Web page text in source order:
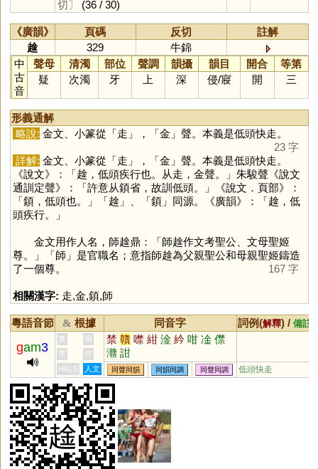
切〕
(36 / 30)
《廣韻》 頁碼 反切
註解
趛
329
牛錦
中
古
音
聲母 清濁 部位 聲調 韻攝 韻目 開合
等第
疑
次濁 牙 上 深 侵/寢 開 三
形義通解
略說: 金文、小篆從「走 」，「金 」聲。本義是低頭快走。
23 字
詳解: 金文、小篆從「走 」，「金 」聲。本義是低頭快走。
《說文》：「趛，低頭疾行也。从走，金聲。」朱駿聲《說文
通訓定聲》：「許意从顉省，故訓低頭。」《說文．頁部》：
「顉，低頭也。」「趛」、「顉」同源。《廣韻》：「趛，低
頭疾行。」
金文用作人名，師趛鼎：「師趛作文考聖公、文母聖姬
尊。」「師」是官職名；意指師趛為父親聖公和母親聖姬鑄造
了一個尊。
167 字
相關漢字: 走,金,顉,師
粵語音節 & 根據 同音字 詞例(解釋) / 備註
gam3
黃 周 禁 贛 噤 紺 淦 紟 咁 凎 僸
灨 詌
李
何
HKLS
人文 同聲同韻 同韻同調 同聲同調 低頭快走